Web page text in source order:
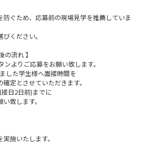
防ぐため、応募前の現場見学を推薦していま
ください。
の流れ 】
ンよりご応募をお願い致します。
した学生様へ面接時間を
定とさせていただきます。
日2日前)までに
致します。
施いたします。